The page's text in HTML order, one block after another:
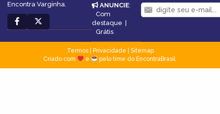
Encontra Varginha.
ANUNCIE:
Com
destaque
Grátis
Termos| Privacidade
Sitemap
Criado com
e pelo time do EncontraBrasil